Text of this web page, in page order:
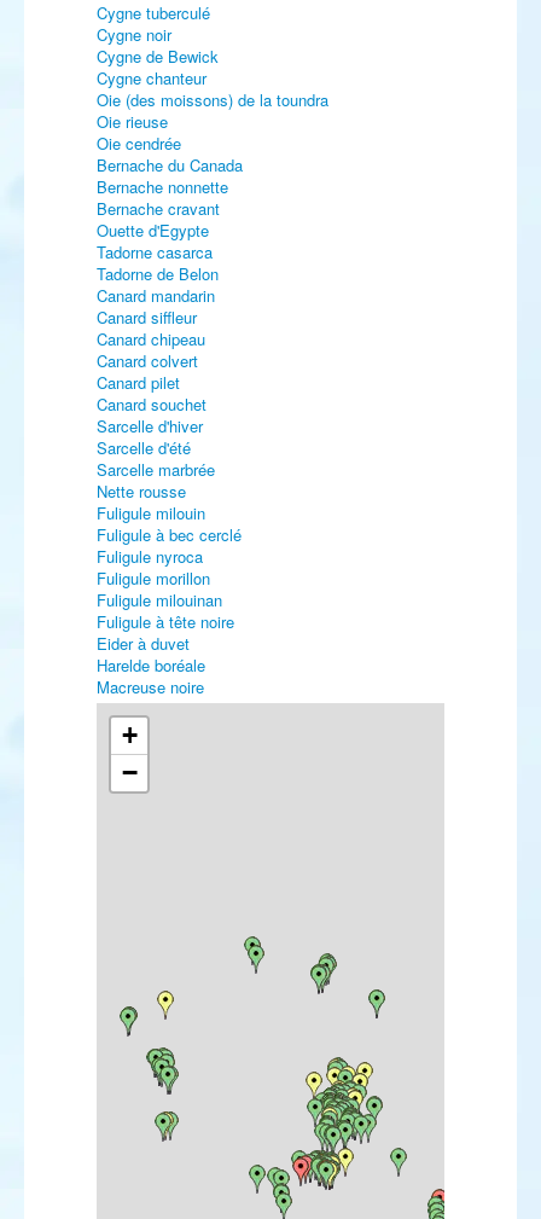
Cygne tuberculé
Cygne noir
Cygne de Bewick
Cygne chanteur
Oie (des moissons) de la toundra
Oie rieuse
Oie cendrée
Bernache du Canada
Bernache nonnette
Bernache cravant
Ouette d'Egypte
Tadorne casarca
Tadorne de Belon
Canard mandarin
Canard siffleur
Canard chipeau
Canard colvert
Canard pilet
Canard souchet
Sarcelle d'hiver
Sarcelle d'été
Sarcelle marbrée
Nette rousse
Fuligule milouin
Fuligule à bec cerclé
Fuligule nyroca
Fuligule morillon
Fuligule milouinan
Fuligule à tête noire
Eider à duvet
Harelde boréale
Macreuse noire
Macreuse brune
Garrot à œil d'or
Harle piette
Harle huppé
Harle bièvre
Plongeon imbrin
Grèbe à bec bigarré
Grèbe castagneux
Grèbe huppé
Grèbe jougris
Grèbe esclavon
Grèbe à cou noir
Fulmar boréal
+
−